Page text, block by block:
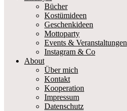
Bücher
Kostümideen
Geschenkideen
Mottoparty
Events & Veranstaltungen
Instagram & Co
About
Über mich
Kontakt
Kooperation
Impressum
Datenschutz